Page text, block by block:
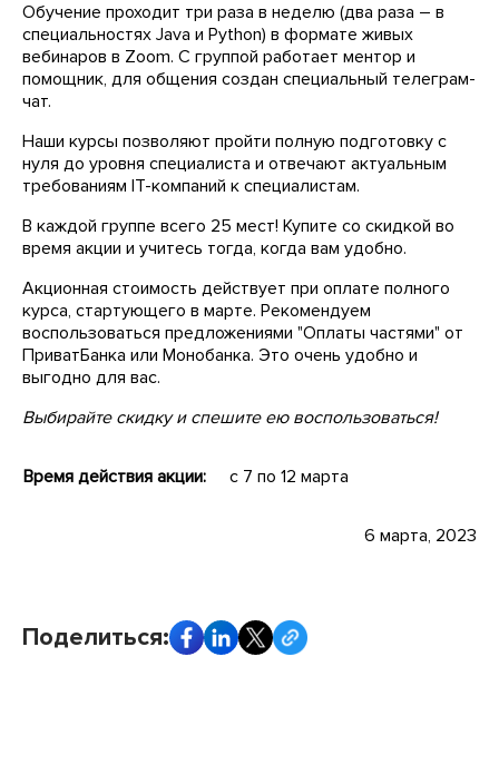
Обучение проходит три раза в неделю (два раза – в
специальностях Java и Python) в формате живых
вебинаров в Zoom. С группой работает ментор и
помощник, для общения создан специальный телеграм-
чат.
Наши курсы позволяют пройти полную подготовку с
нуля до уровня специалиста и отвечают актуальным
требованиям IT-компаний к специалистам.
В каждой группе всего 25 мест! Купите со скидкой во
время акции и учитесь тогда, когда вам удобно.
Акционная стоимость действует при оплате полного
курса, стартующего в марте. Рекомендуем
воспользоваться предложениями "Оплаты частями" от
ПриватБанка или Монобанка. Это очень удобно и
выгодно для вас.
Выбирайте скидку и спешите ею воспользоваться!
Время действия акции: с 7 по 12 марта
6 марта, 2023
Поделиться: